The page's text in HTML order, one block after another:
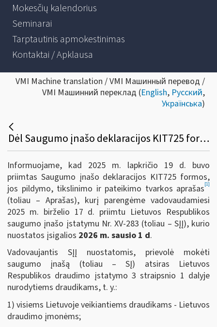
Mokesčių kalendorius
Seminarai
Tarptautinis apmokestinimas
Kontaktai / Apklausa
VMI Machine translation / VMI Машинный перевод /
VMI Машинний переклад (English, Русский,
Українська)
Dėl Saugumo įnašo deklaracijos KIT725 formos, jos pildymo, tikslinimo ir pateikimo tvarkos aprašo
Informuojame, kad 2025 m. lapkričio 19 d. buvo
priimtas Saugumo įnašo deklaracijos KIT725 formos,
jos pildymo, tikslinimo ir pateikimo tvarkos aprašas[1]
(toliau – Aprašas), kurį parengėme vadovaudamiesi
2025 m. birželio 17 d. priimtu Lietuvos Respublikos
saugumo įnašo įstatymu Nr. XV-283 (toliau – SĮĮ), kurio
nuostatos įsigalios 2026 m. sausio 1 d.
Vadovaujantis SĮĮ nuostatomis, prievolė mokėti
saugumo įnašą (toliau – SĮ) atsiras Lietuvos
Respublikos draudimo įstatymo 3 straipsnio 1 dalyje
nurodytiems draudikams, t. y.:
1) visiems Lietuvoje veikiantiems draudikams - Lietuvos
draudimo įmonėms;